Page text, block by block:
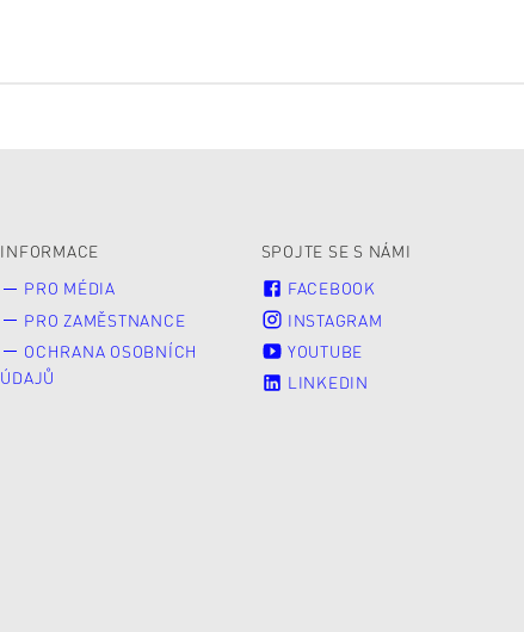
INFORMACE
PRO MÉDIA
PRO ZAMĚSTNANCE
OCHRANA OSOBNÍCH
ÚDAJŮ
SPOJTE SE S NÁMI
FACEBOOK
INSTAGRAM
YOUTUBE
LINKEDIN